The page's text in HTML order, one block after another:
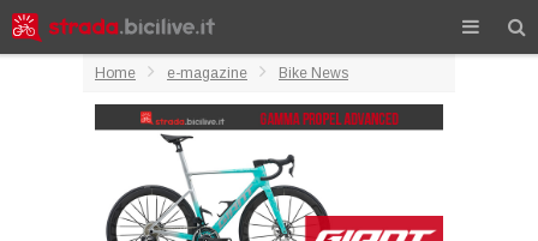
Home e-magazine Bike News